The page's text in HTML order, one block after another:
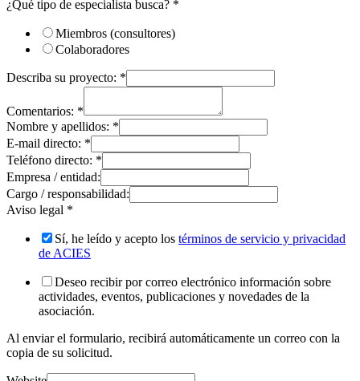
¿Qué tipo de especialista busca? *
Miembros (consultores)
Colaboradores
Describa su proyecto: *
Comentarios: *
Nombre y apellidos: *
E-mail directo: *
Teléfono directo: *
Empresa / entidad:
Cargo / responsabilidad:
Aviso legal *
Sí, he leído y acepto los términos de servicio y privacidad
de ACIES
Deseo recibir por correo electrónico información sobre
actividades, eventos, publicaciones y novedades de la
asociación.
Al enviar el formulario, recibirá automáticamente un correo con la
copia de su solicitud.